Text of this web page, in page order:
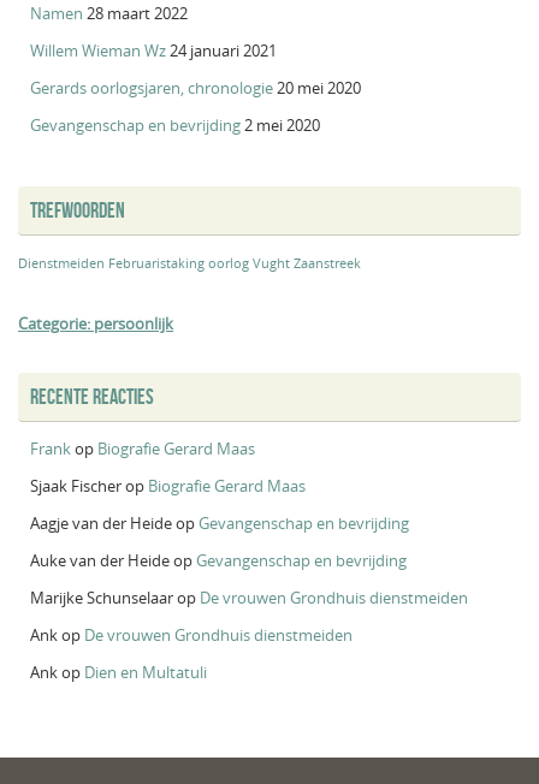
Namen 28 maart 2022
Willem Wieman Wz24 januari 2021
Gerards oorlogsjaren, chronologie20 mei 2020
Gevangenschap en bevrijding2 mei 2020
TREFWOORDEN
Dienstmeiden Februaristaking oorlog Vught Zaanstreek
Categorie: persoonlijk
RECENTE REACTIES
Frankop Biografie Gerard Maas
Sjaak Fischerop Biografie Gerard Maas
Aagje van der HeideopGevangenschap en bevrijding
Auke van der HeideopGevangenschap en bevrijding
Marijke Schunselaarop De vrouwen Grondhuis dienstmeiden
Ankop De vrouwen Grondhuis dienstmeiden
Ankop Dien en Multatuli